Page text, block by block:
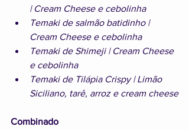
| Cream Cheese e cebolinha
Temaki de salmão batidinho |
Cream Cheese e cebolinha
Temaki de Shimeji | Cream Cheese
e cebolinha
Temaki de Tilápia Crispy | Limão
Siciliano, tarê, arroz e cream cheese
Combinado